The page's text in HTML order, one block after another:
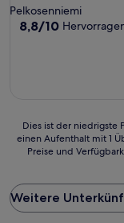
Sterne-
Unterkunft
Pelkosenniemi
8.8
8,8/10
Dies
ist
Preis
pro
Nacht,
Dies ist der niedrigste
einen Aufenthalt mit 1
Preise und
Weitere